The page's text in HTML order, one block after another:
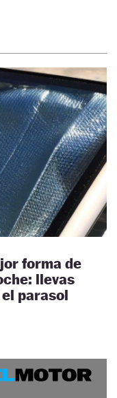
forma de
llevas
parasol